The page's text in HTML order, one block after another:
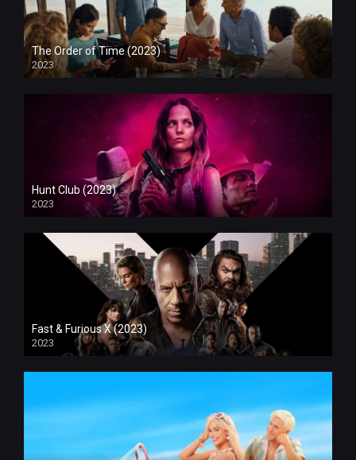
The Order of Time (2023)
2023
Hunt Club (2023)
2023
Fast & Furious X (2023)
2023